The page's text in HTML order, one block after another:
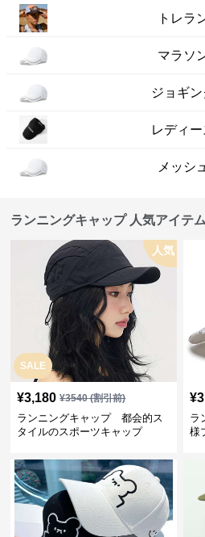
トレラ
マラソ
ジョギ
レディー
メッシュ
ランニングキャップ 人気アイテム
SALE
人気
¥3,180 ¥3540(割引前)
ランニングキャップ 都会的ス
タイルのスポーツキャップ
¥
ラ
様